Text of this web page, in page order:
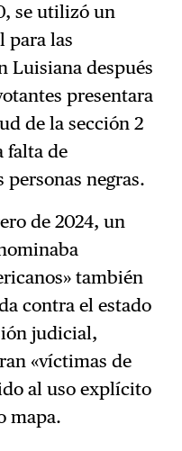
se utilizó un
para las
Luisiana después
presentara
de la sección 2
falta de
negras.
de 2024, un
también
contra el estado
judicial,
«víctimas de
al uso explícito
mapa.